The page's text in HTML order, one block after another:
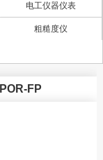
电工仪器仪表
粗糙度仪
FP